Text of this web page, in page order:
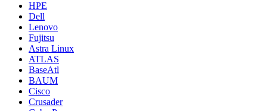
HPE
Dell
Lenovo
Fujitsu
Astra Linux
ATLAS
BaseAtl
BAUM
Cisco
Crusader